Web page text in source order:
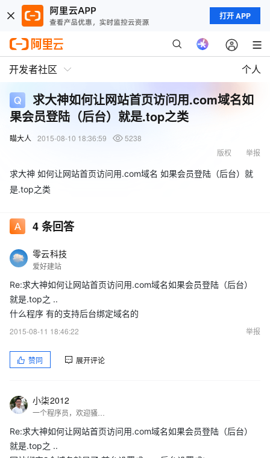
打开 APP
开发者社区 个人
求大神如何让网站首页访问用.com域名如
果会员登陆（后台）就是.top之类
瞄大人 2015-08-10 18:36:59
5238
举报
版权
求大神 如何让网站首页访问用.com域名 如果会员登陆（后台）就
是.top之类
4条回答
零云科技
爱好建站
Re:求大神如何让网站首页访问用.com域名如果会员登陆（后台）
就是.top之 ..
什么程序 有的支持后台绑定域名的
2015-08-11 18:46:22
举报
赞同 展开评论
小柒2012
Re:求大神如何让网站首页访问用.com域名如果会员登陆（后台）
就是.top之 ..